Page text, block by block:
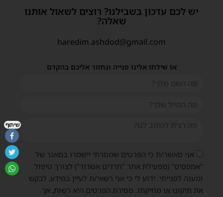
יש לכם עדכון בשבילנו? רוצים לשאול אותנו
שאלה?
haredim.ashdod@gmail.com
או שילחו אלינו פנייה ונחזור אליכם בהקדם
אני מאשר/ת כי הפרטים שמסרתי יישמרו במאגר של
"אמפסיס" (מפעילת אתר "חרדים אשדוד") לצורך טיפול
ומענה לפנייתי. ידוע לי כי אני רשאי/ת לעיין במידע, לבקש
את תיקונו או מחיקתו. מסירת הפרטים היא רשות, אך
שיתוף